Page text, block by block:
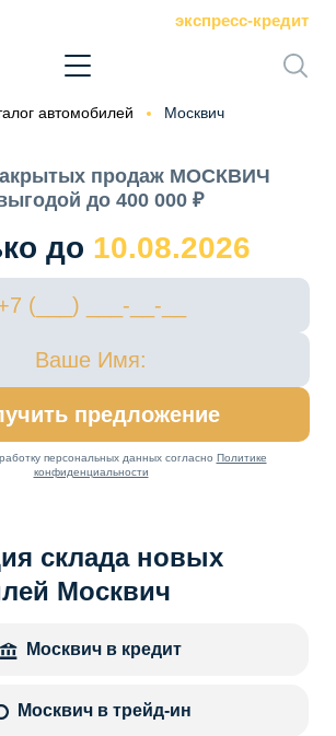
экспресс-кредит
автомобилей Москвич
продаж МОСКВИЧ
до 400 000 ₽
до 10.08.2026
предложение
персональных данных согласно Политике
конфиденциальности
склада новых
Москвич
Москвич в кредит
Москвич в трейд-ин